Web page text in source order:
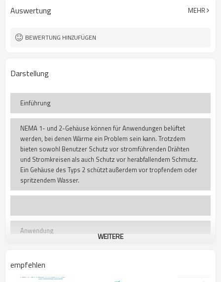
Pulverbeschichtung
Unternehmensart
Auswertung MEHR
BEWERTUNG HINZUFÜGEN
Darstellung
Einführung
NEMA 1- und 2-Gehäuse können für Anwendungen belüftet
werden, bei denen Wärme ein Problem sein kann. Trotzdem
bieten sowohl Benutzer Schutz vor stromführenden Drähten
und Stromkreisen als auch Schutz vor herabfallendem Schmutz.
Ein Gehäuse des Typs 2 schützt außerdem vor tropfendem oder
spritzendem Wasser.
Anwendung
Die tatsächlich hergestellten Teilkomponenten variieren von
Kunden dafür, einen Blechrahmen zu verwenden, um bei EMI zu
helfen oder um das Einbauen mehrerer Leiterplatten oder
WEITERE
empfehlen